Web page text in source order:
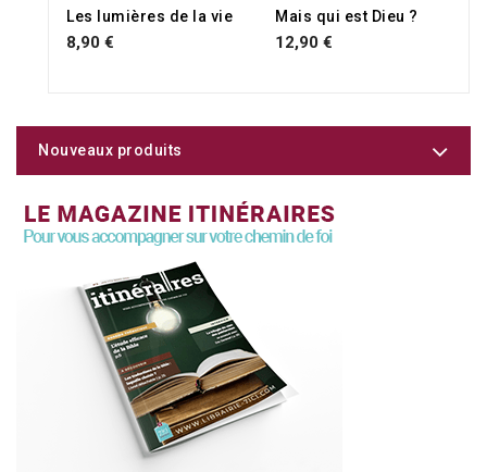
RUPTURE DE STOCK
Les lumières de la vie
8,90 €
Mais qui est Dieu ?
12,90 €
Nouveaux produits